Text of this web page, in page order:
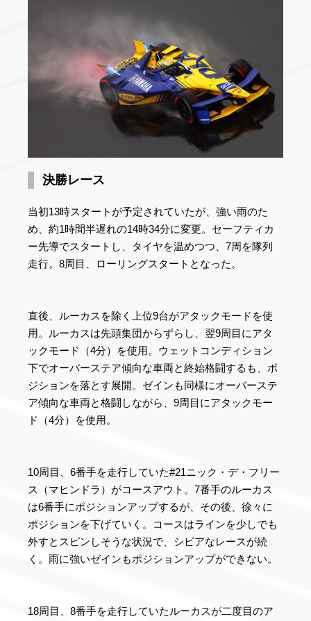
決勝レース
当初13時スタートが予定されていたが、強い雨のた
め、約1時間半遅れの14時34分に変更。セーフティカ
ー先導でスタートし、タイヤを温めつつ、7周を隊列
走行。8周目、ローリングスタートとなった。
直後、ルーカスを除く上位9台がアタックモードを使
用。ルーカスは先頭集団からずらし、翌9周目にアタ
ックモード（4分）を使用。ウェットコンディション
下でオーバーステア傾向な車両と終始格闘するも、ポ
ジションを落とす展開。ゼインも同様にオーバーステ
ア傾向な車両と格闘しながら、9周目にアタックモー
ド（4分）を使用。
10周目、6番手を走行していた#21ニック・デ・フリー
ス（マヒンドラ）がコースアウト。7番手のルーカス
は6番手にポジションアップするが、その後、徐々に
ポジションを下げていく。コースはラインを少しでも
外すとスピンしそうな状況で、シビアなレースが続
く。雨に強いゼインもポジションアップができない。
18周目、8番手を走行していたルーカスが二度目のア